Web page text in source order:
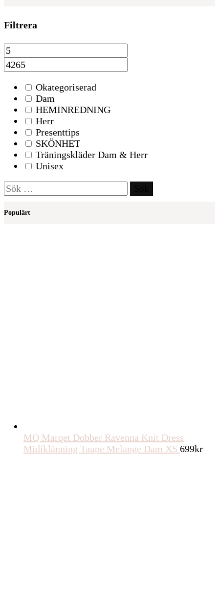
Filtrera
Okategoriserad
Dam
HEMINREDNING
Herr
Presenttips
SKÖNHET
Träningskläder Dam & Herr
Unisex
Sök
efter:
Populärt
MQ Marqet Dobber Ravenna Knit Dress
Midiklänning Taupe Melange Dam XS 699kr